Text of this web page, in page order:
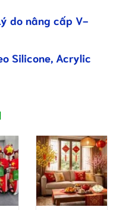
do nâng cấp V-
Silicone, Acrylic